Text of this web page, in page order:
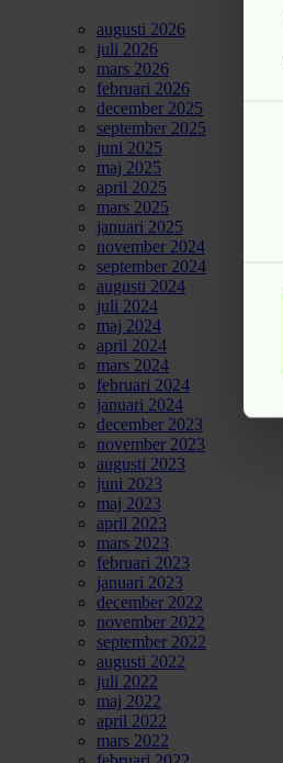
augusti 2026
juli 2026
mars 2026
februari 2026
december 2025
september 2025
juni 2025
maj 2025
april 2025
mars 2025
januari 2025
november 2024
september 2024
augusti 2024
juli 2024
maj 2024
april 2024
mars 2024
februari 2024
januari 2024
december 2023
november 2023
augusti 2023
juni 2023
maj 2023
april 2023
mars 2023
februari 2023
januari 2023
december 2022
november 2022
september 2022
augusti 2022
juli 2022
maj 2022
april 2022
mars 2022